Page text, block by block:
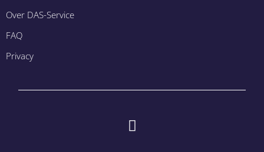
Over DAS-Service
FAQ
Privacy